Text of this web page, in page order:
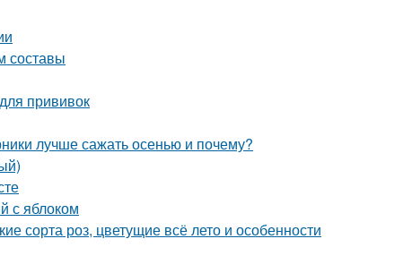
составы
прививок
лучше сажать осенью и почему?
с яблоком
сорта роз, цветущие всё лето и особенности